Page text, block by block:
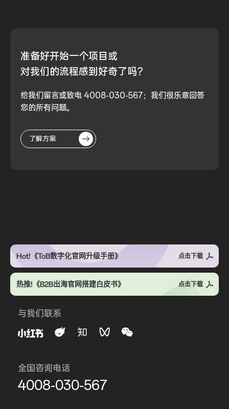
准备好开始一个项目或
对我们的流程感到好奇了吗？
给我们留言或致电 4008-030-567；我们很乐意回答
您的所有问题。
了解方案
Hot!《ToB数字化官网升级手册》 点击下载
热推!《B2B出海官网搭建白皮书》 点击下载
与我们联系
全国咨询电话
4008-030-567